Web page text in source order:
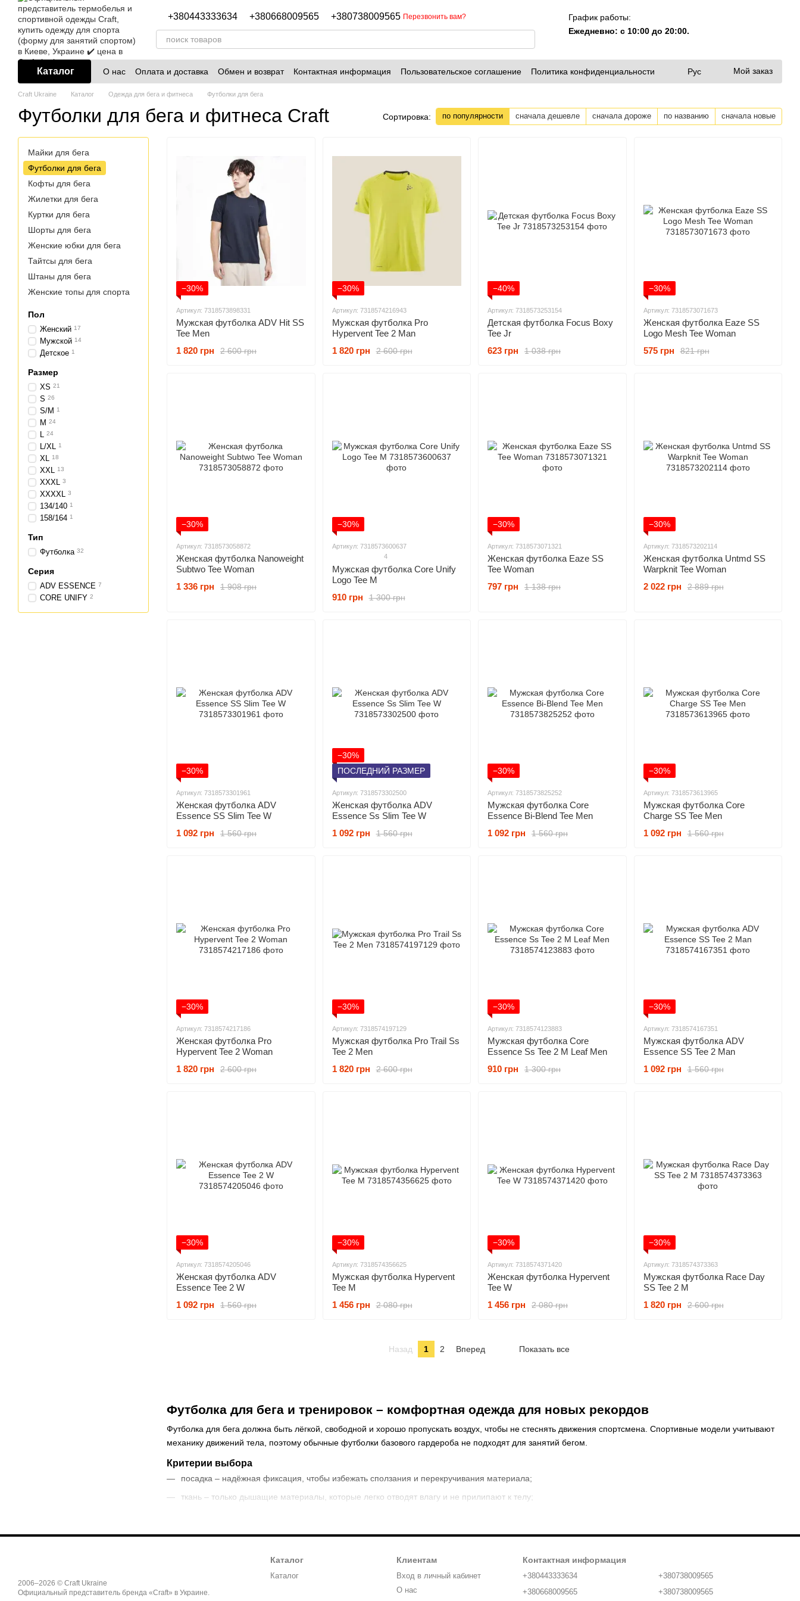
Перейти к основному контенту
+380443333634 +380668009565 +380738009565 Перезвонить вам?
График работы:
Ежедневно: с 10:00 до 20:00.
Каталог О нас Оплата и доставка Обмен и возврат Контактная информация Пользовательское соглашение
Политика конфиденциальности
Блог
Рус Мой заказ
Craft Ukraine Каталог Одежда для бега и фитнеса Футболки для бега
Футболки для бега и фитнеса Craft Сортировка: по популярности сначала дешевле сначала дороже по названию сначала новые
Футболка для бега и тренировок – комфортная одежда для новых рекордов
Футболка для бега должна быть лёгкой, свободной и хорошо пропускать воздух, чтобы не стеснять движения спортсмена. Спортивные модели учитывают
механику движений тела, поэтому обычные футболки базового гардероба не подходят для занятий бегом.
Критерии выбора
посадка – надёжная фиксация, чтобы избежать сползания и перекручивания материала;
ткань – только дышащие материалы, которые легко отводят влагу и не прилипают к телу;
вставки – перфорированные для циркуляции воздуха, эластичные резинки для фиксации;
швы – только плоские мягкие швы или бесшовные модели.
Мужские футболки чаще с небольшим рукавом и перфорацией по бокам. Женские беговые футболки – с лёгкой тканью в зоне лопаток и открытым
−30%
Артикул: 7318573898331
Мужская футболка ADV Hit SS
Tee Men
2 600 грн
1 820 грн
−30%
Артикул: 7318574216943
Мужская футболка Pro
Hypervent Tee 2 Man
2 600 грн
1 820 грн
−40%
Артикул: 7318573253154
Детская футболка Focus Boxy
Tee Jr
1 038 грн
623 грн
−30%
Артикул: 7318573071673
Женская футболка Eaze SS
Logo Mesh Tee Woman
821 грн
575 грн
−30%
Артикул: 7318573058872
Женская футболка Nanoweight
Subtwo Tee Woman
1 908 грн
1 336 грн
−30%
Артикул: 7318573600637
4
Мужская футболка Core Unify
Logo Tee M
1 300 грн
910 грн
−30%
Артикул: 7318573071321
Женская футболка Eaze SS
Tee Woman
1 138 грн
797 грн
−30%
Артикул: 7318573202114
Женская футболка Untmd SS
Warpknit Tee Woman
2 889 грн
2 022 грн
−30%
Артикул: 7318573301961
Женская футболка ADV
Essence SS Slim Tee W
1 560 грн
1 092 грн
−30%
ПОСЛЕДНИЙ РАЗМЕР
Артикул: 7318573302500
Женская футболка ADV
Essence Ss Slim Tee W
1 560 грн
1 092 грн
−30%
Артикул: 7318573825252
Мужская футболка Core
Essence Bi-Blend Tee Men
1 560 грн
1 092 грн
−30%
Артикул: 7318573613965
Мужская футболка Core
Charge SS Tee Men
1 560 грн
1 092 грн
−30%
Артикул: 7318574217186
Женская футболка Pro
Hypervent Tee 2 Woman
2 600 грн
1 820 грн
−30%
Артикул: 7318574197129
Мужская футболка Pro Trail Ss
Tee 2 Men
2 600 грн
1 820 грн
−30%
Артикул: 7318574123883
Мужская футболка Core
Essence Ss Tee 2 M Leaf Men
1 300 грн
910 грн
−30%
Артикул: 7318574167351
Мужская футболка ADV
Essence SS Tee 2 Man
1 560 грн
1 092 грн
−30%
Артикул: 7318574205046
Женская футболка ADV
Essence Tee 2 W
1 560 грн
1 092 грн
−30%
Артикул: 7318574356625
Мужская футболка Hypervent
Tee M
2 080 грн
1 456 грн
−30%
Артикул: 7318574371420
Женская футболка Hypervent
Tee W
2 080 грн
1 456 грн
−30%
Артикул: 7318574373363
Мужская футболка Race Day
SS Tee 2 M
2 600 грн
1 820 грн
Назад 1 2 Вперед Показать все
Майки для бега
Футболки для бега
Кофты для бега
Жилетки для бега
Куртки для бега
Шорты для бега
Женские юбки для бега
Тайтсы для бега
Штаны для бега
Женские топы для спорта
Пол
Женский 17
Мужской 14
Детское 1
Размер
XS 21
S 26
S/M 1
M 24
L 24
L/XL 1
XL 18
XXL 13
XXXL 3
XXXXL 3
134/140 1
158/164 1
Тип
Футболка 32
Серия
ADV ESSENCE 7
CORE UNIFY 2
2006–2026 © Craft Ukraine
Официальный представитель бренда «Craft» в Украине.
Каталог
Каталог
Клиентам
Вход в личный кабинет
О нас
Контактная информация
+380443333634
+380668009565
+380738009565
+380738009565